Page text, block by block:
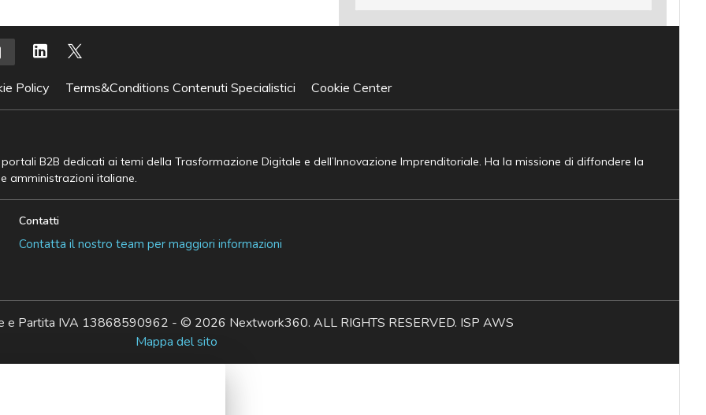
Policy Terms&Conditions Contenuti Specialistici Cookie Center
B2B dedicati ai temi della Trasformazione Digitale e dell’Innovazione Imprenditoriale. Ha la missione di diffondere la
amministrazioni italiane.
Contatti
Contatta il nostro team per maggiori informazioni
e Partita IVA 13868590962 - © 2026 Nextwork360. ALL RIGHTS RESERVED. ISP AWS
Mappa del sito